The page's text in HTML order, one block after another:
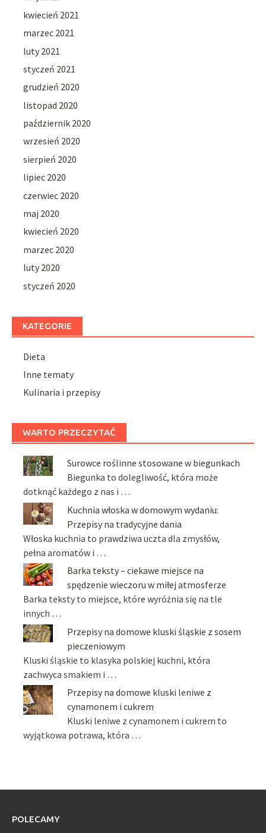
kwiecień 2021
marzec 2021
luty 2021
styczeń 2021
grudzień 2020
listopad 2020
październik 2020
wrzesień 2020
sierpień 2020
lipiec 2020
czerwiec 2020
maj 2020
kwiecień 2020
marzec 2020
luty 2020
styczeń 2020
KATEGORIE
Dieta
Inne tematy
Kulinaria i przepisy
WARTO PRZECZYTAĆ
Surowce roślinne stosowane w biegunkach
Biegunka to dolegliwość, która może
dotknąć każdego z nas i …
Kuchnia włoska w domowym wydaniu:
Przepisy na tradycyjne dania
Włoska kuchnia to prawdziwa uczta dla zmysłów,
pełna aromatów i …
Barka teksty – ciekawe miejsce na
spędzenie wieczoru w miłej atmosferze
Barka teksty to miejsce, które wyróżnia się na tle
innych …
Przepisy na domowe kluski śląskie z sosem
pieczeniowym
Kluski śląskie to klasyka polskiej kuchni, która
zachwyca smakiem i …
Przepisy na domowe kluski leniwe z
cynamonem i cukrem
Kluski leniwe z cynamonem i cukrem to
wyjątkowa potrawa, która …
POLECAMY